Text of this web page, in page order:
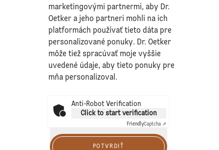
marketingovými partnermi, aby Dr.
Oetker a jeho partneri mohli na ich
platformách používať tieto dáta pre
personalizované ponuky. Dr. Oetker
môže tiež spracúvať moje vyššie
uvedené údaje, aby tieto ponuky pre
mňa personalizoval.
Anti-Robot Verification
Click to start verification
FriendlyCaptcha ⇗
POTVRDIŤ